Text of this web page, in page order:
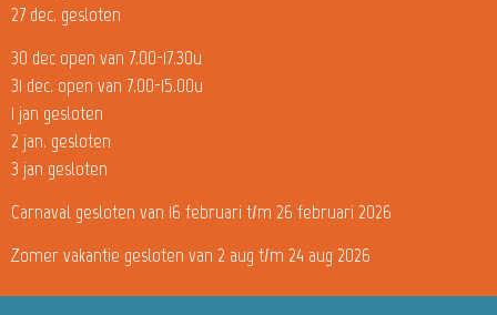
27 dec. gesloten
30 dec open van 7.00-17.30u
31 dec. open van 7.00-15.00u
1 jan gesloten
2 jan. gesloten
3 jan gesloten
Carnaval gesloten van 16 februari t/m 26 februari 2026
Zomer vakantie gesloten van 2 aug t/m 24 aug 2026